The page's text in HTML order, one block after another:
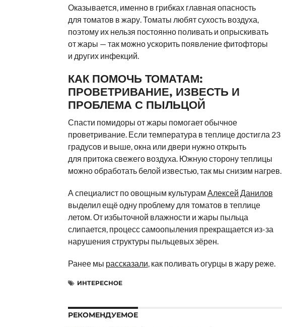
Оказывается, именно в грибках главная опасность
для томатов в жару. Томаты любят сухость воздуха,
поэтому их нельзя постоянно поливать и опрыскивать
от жары — так можно ускорить появление фитофторы
и других инфекций.
КАК ПОМОЧЬ ТОМАТАМ:
ПРОВЕТРИВАНИЕ, ИЗВЕСТЬ И
ПРОБЛЕМА С ПЫЛЬЦОЙ
Спасти помидоры от жары помогает обычное
проветривание. Если температура в теплице достигла 23
градусов и выше, окна или двери нужно открыть
для притока свежего воздуха. Южную сторону теплицы
можно обработать белой известью, так мы снизим нагрев.
А специалист по овощным культурам Алексей Данилов
выделил ещё одну проблему для томатов в теплице
летом. От избыточной влажности и жары пыльца
слипается, процесс самоопыления прекращается из-за
нарушения структуры пыльцевых зёрен.
Ранее мы рассказали, как поливать огурцы в жару реже.
ИНТЕРЕСНОЕ
РЕКОМЕНДУЕМОЕ